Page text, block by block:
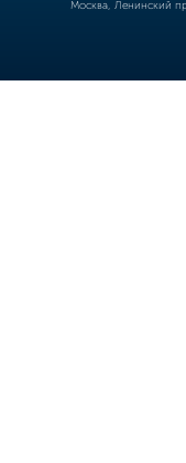
Москва, Ленинский